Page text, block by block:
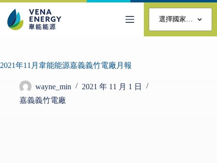
選擇國家…
2021年11月韋能能源嘉義義竹電廠月報
wayne_min
2021 年 11 月 1 日
嘉義義竹電廠